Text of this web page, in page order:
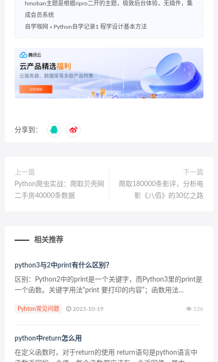
hmoban主题是根据ripro二开的主题，极致后台体验，无插件，集
成会员系统
自学咖网 » Python自学记录1 程学设计基本方法
分享到：
上一篇
Python爬虫实战：爬取贝壳网
二手房40000条数据
下一篇
爬取180000条影评，分析电
影《八佰》的30亿之路
相关推荐
python3与2中print有什么区别？
区别：Python2中的print是一个关键字，而Python3里的print是
一个函数。关键字用法“print 要打印的内容”；函数用法
Pyhton常见问题 2023-10-19 126
python中return怎么用
在定义函数时，对于return的使用 return语句是python语言中